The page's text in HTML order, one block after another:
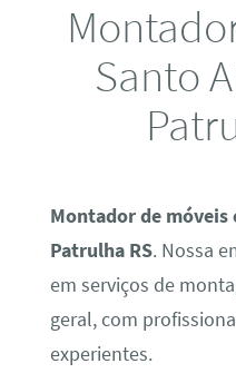
Santo
Montador de móveis
Patrulha RS. Nossa
em serviços de
geral, com
experientes.